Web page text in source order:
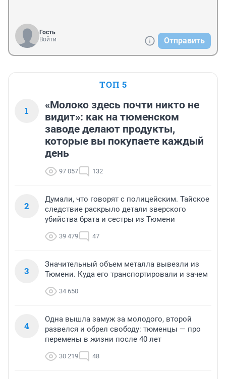
Гость
Войти
Отправить
ТОП 5
1
«Молоко здесь почти никто не
видит»: как на тюменском
заводе делают продукты,
которые вы покупаете каждый
день
97 057 132
2
Думали, что говорят с полицейским. Тайское
следствие раскрыло детали зверского
убийства брата и сестры из Тюмени
39 479 47
3
Значительный объем металла вывезли из
Тюмени. Куда его транспортировали и зачем
34 650
4
Одна вышла замуж за молодого, второй
развелся и обрел свободу: тюменцы — про
перемены в жизни после 40 лет
30 219 48